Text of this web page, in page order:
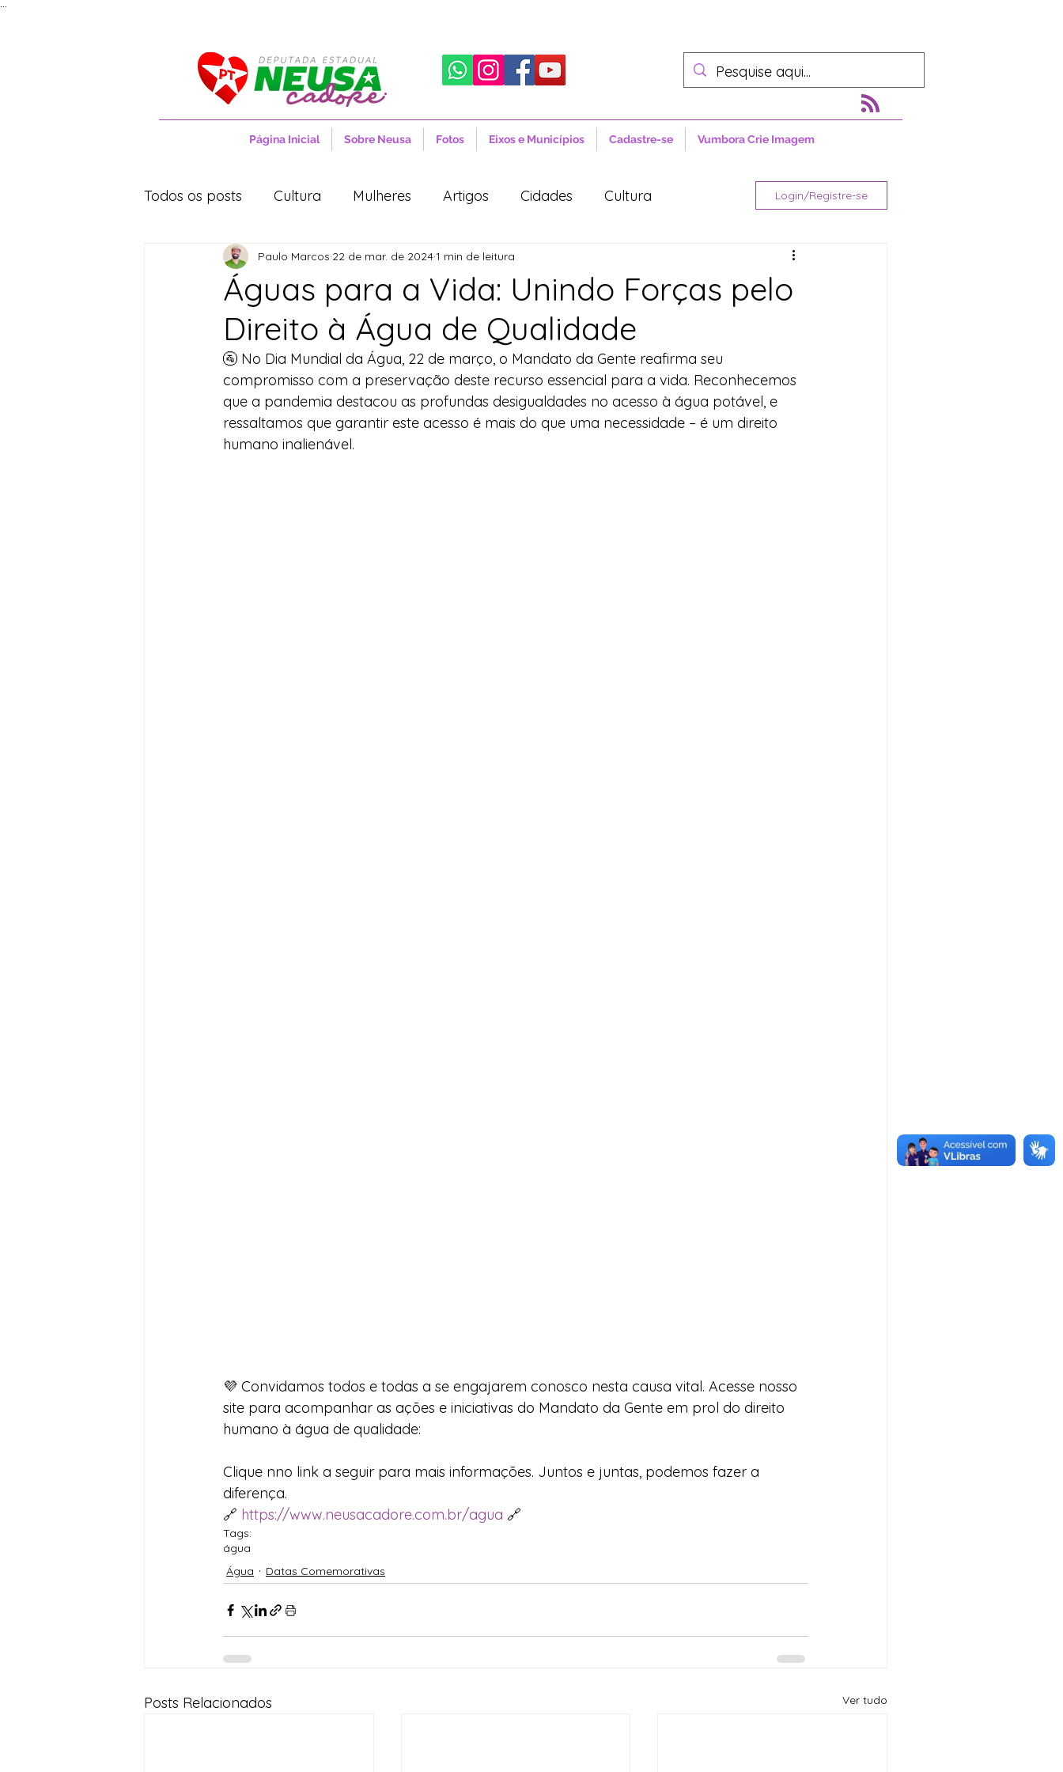
Página Inicial Sobre Neusa Fotos Eixos e Municípios Cadastre-se Vumbora Crie Imagem
Todos os posts Cultura Mulheres Artigos Cidades Cultura
Entrevistas Movimentos Sociais Notícias
Cidades Cultura Saúde Projetos de Lei Política Lula
Desenvolvimento Territorial Indicação Água Agricultura Familiar
Imprensa Assistência Social
Login/Registre-se
Águas para a Vida: Unindo Forças pelo
Direito à Água de Qualidade
Paulo Marcos 22 de mar. de 20241 min de leitura
🚰 No Dia Mundial da Água, 22 de março, o Mandato da Gente reafirma seu
compromisso com a preservação deste recurso essencial para a vida. Reconhecemos
que a pandemia destacou as profundas desigualdades no acesso à água potável, e
ressaltamos que garantir este acesso é mais do que uma necessidade – é um direito
humano inalienável.
💜 Convidamos todos e todas a se engajarem conosco nesta causa vital. Acesse nosso
site para acompanhar as ações e iniciativas do Mandato da Gente em prol do direito
humano à água de qualidade:
Clique nno link a seguir para mais informações. Juntos e juntas, podemos fazer a
diferença.
🔗 https://www.neusacadore.com.br/agua 🔗
Tags:
água
Água
Datas Comemorativas
Posts Relacionados Ver tudo